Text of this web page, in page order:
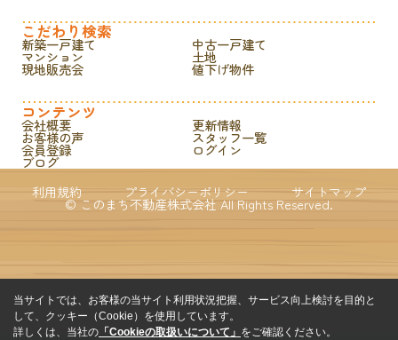
こだわり検索
新築一戸建て 中古一戸建て
マンション 土地
現地販売会 値下げ物件
コンテンツ
会社概要 更新情報
お客様の声 スタッフ一覧
会員登録 ログイン
ブログ
利用規約
プライバシーポリシー サイトマップ
© このまち不動産株式会社 All Rights Reserved.
当サイトでは、お客様の当サイト利用状況把握、サービス向上検討を目的と
して、クッキー（Cookie）を使用しています。
詳しくは、当社の 「Cookieの取扱いについて」 をご確認ください。